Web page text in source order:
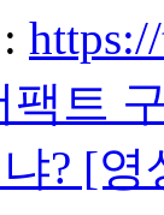
팩트
? [